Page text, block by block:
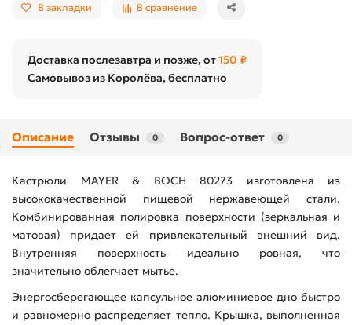
В закладки В сравнение
Доставка послезавтра и позже, от150 ₽
Самовывоз из Королёва, бесплатно
Описание Отзывы 0 Вопрос-ответ 0
Кастрюли MAYER & BOCH 80273 изготовлена из
высококачественной пищевой нержавеющей стали.
Комбинированная полировка поверхности (зеркальная и
матовая) придает ей привлекательный внешний вид.
Внутренняя поверхность идеально ровная, что
значительно облегчает мытье.
Энергосберегающее капсульное алюминиевое дно быстро
и равномерно распределяет тепло. Крышка, выполненная